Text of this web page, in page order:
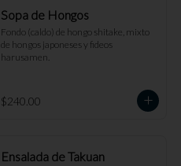
Sopa de Hongos
Fondo (caldo) de hongo shitake, mixto
de hongos japoneses y fideos
harusamen.
$240.00
Ensalada de Takuan